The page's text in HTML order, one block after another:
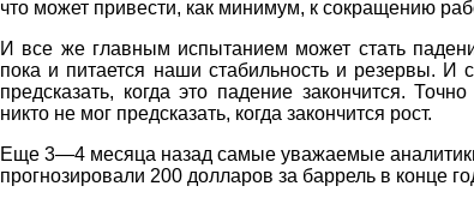
что может привести, как минимум, к сокращению
И все же главным испытанием может стать
пока и питается наши стабильность и резервы. И
предсказать, когда это падение закончится.
никто не мог предсказать, когда закончится рост.
Еще 3—4 месяца назад самые уважаемые
прогнозировали 200 долларов за баррель в конце